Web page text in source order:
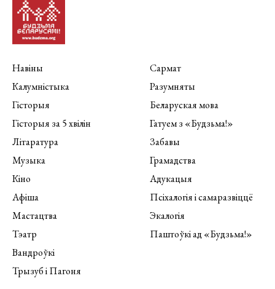
Навіны
Калумністыка
Гісторыя
Гісторыя за 5 хвілін
Літаратура
Музыка
Кіно
Афіша
Мастацтва
Тэатр
Вандроўкі
Трызуб і Пагоня
Сармат
Разумняты
Беларуская мова
Гатуем з «Будзьма!»
Забавы
Грамадства
Адукацыя
Псіхалогія і самаразвіццё
Экалогія
Паштоўкі ад «Будзьма!»